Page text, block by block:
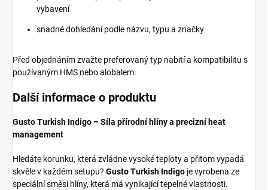
vybavení
snadné dohledání podle názvu, typu a značky
Před objednáním zvažte preferovaný typ nabití a kompatibilitu s
používaným HMS nebo alobalem.
Další informace o produktu
Gusto Turkish Indigo – Síla přírodní hlíny a precizní heat
management
Hledáte korunku, která zvládne vysoké teploty a přitom vypadá
skvěle v každém setupu? Gusto Turkish Indigo je vyrobena ze
speciální směsi hlíny, která má vynikající tepelné vlastnosti.